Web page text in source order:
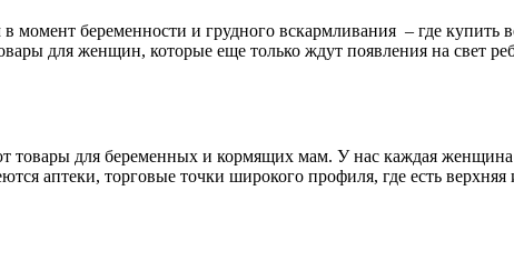
момент беременности и грудного вскармливания – где купить
для женщин, которые еще только ждут появления на свет
товары для беременных и кормящих мам. У нас каждая
аптеки, торговые точки широкого профиля, где есть